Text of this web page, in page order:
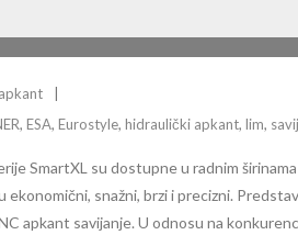
, ESA, Eurostyle, hidraulički apkant, lim,
SmartXL su dostupne u radnim
snažni, brzi i precizni.
apkant savijanje. U odnosu na